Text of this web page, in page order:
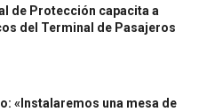
de Protección capacita a
del Terminal de Pasajeros
«Instalaremos una mesa de